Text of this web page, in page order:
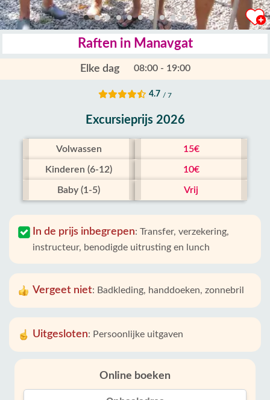
Raften in Manavgat
Elke dag 08:00 - 19:00
4.7 / 7
Excursieprijs 2026
Volwassen 15€
Kinderen (6-12) 10€
Baby (1-5) Vrij
In de prijs inbegrepen: Transfer, verzekering,
instructeur, benodigde uitrusting en lunch
Vergeet niet: Badkleding, handdoeken, zonnebril
Uitgesloten: Persoonlijke uitgaven
Online boeken